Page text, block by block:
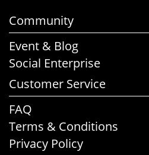
Community
Event & Blog
Social Enterprise
Customer Service
FAQ
Terms & Conditions
Privacy Policy